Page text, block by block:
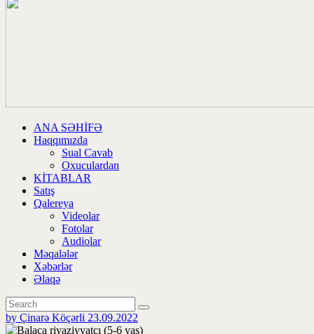
ANA SƏHİFƏ
Haqqımızda
Sual Cavab
Oxuculardan
KİTABLAR
Satış
Qalereya
Videolar
Fotolar
Audiolar
Məqalələr
Xəbərlər
Əlaqə
by Çinarə Köçərli 23.09.2022